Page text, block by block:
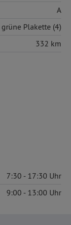
A
grüne Plakette (4)
332 km
7:30 17:30
9:00 13:00